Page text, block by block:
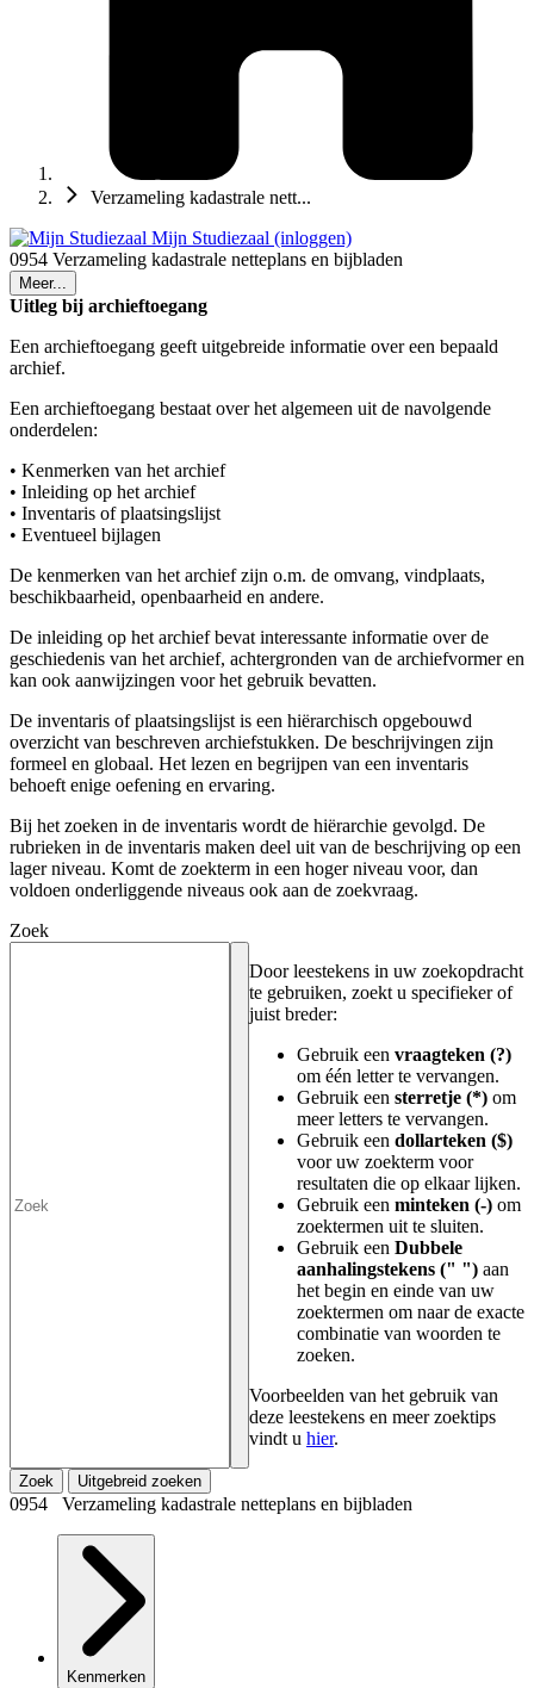
Verzameling kadastrale nett...
Mijn Studiezaal (inloggen)
0954 Verzameling kadastrale netteplans en bijbladen
Meer...
Uitleg bij archieftoegang
Een archieftoegang geeft uitgebreide informatie over een bepaald
archief.
Een archieftoegang bestaat over het algemeen uit de navolgende
onderdelen:
• Kenmerken van het archief
• Inleiding op het archief
• Inventaris of plaatsingslijst
• Eventueel bijlagen
De kenmerken van het archief zijn o.m. de omvang, vindplaats,
beschikbaarheid, openbaarheid en andere.
De inleiding op het archief bevat interessante informatie over de
geschiedenis van het archief, achtergronden van de archiefvormer en
kan ook aanwijzingen voor het gebruik bevatten.
De inventaris of plaatsingslijst is een hiërarchisch opgebouwd
overzicht van beschreven archiefstukken. De beschrijvingen zijn
formeel en globaal. Het lezen en begrijpen van een inventaris
behoeft enige oefening en ervaring.
Bij het zoeken in de inventaris wordt de hiërarchie gevolgd. De
rubrieken in de inventaris maken deel uit van de beschrijving op een
lager niveau. Komt de zoekterm in een hoger niveau voor, dan
voldoen onderliggende niveaus ook aan de zoekvraag.
Zoek
Door leestekens in uw zoekopdracht
te gebruiken, zoekt u specifieker of
juist breder:
Gebruik een vraagteken (?)
om één letter te vervangen.
Gebruik een sterretje (*) om
meer letters te vervangen.
Gebruik een dollarteken ($)
voor uw zoekterm voor
resultaten die op elkaar lijken.
Gebruik een minteken (-) om
zoektermen uit te sluiten.
Gebruik een Dubbele
aanhalingstekens (" ") aan
het begin en einde van uw
zoektermen om naar de exacte
combinatie van woorden te
zoeken.
Voorbeelden van het gebruik van
deze leestekens en meer zoektips
vindt u hier.
Zoek Uitgebreid zoeken
0954 Verzameling kadastrale netteplans en bijbladen
Kenmerken